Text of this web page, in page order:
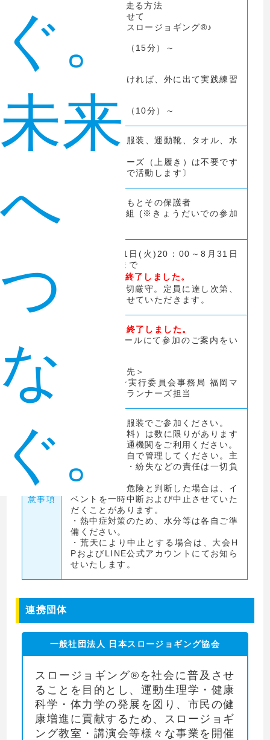
ぐ。
未来
へ
つ
な
ぐ。
④歩く速さで走る方法
⑤音楽に合わせて
・レッツ・スロージョギング®♪
～休憩・移動（15分）～
⑥外周を走る
・天気がよければ、外に出て実践練習
～ストレッチ（10分）～
服装・持
運動のできる服装、運動靴、タオル、水
〔体育館シューズ（上履き）は不要です
※館内は裸足で活動します〕
対象・定
員
小学生の子どもとその保護者
①25組 ②25組 (※きょうだいでの参加
募集期間
令和5年8月1日(火)20：00～8月31日
(木)17：00まで
※申込受付は終了しました。
※先着順、締切厳守。定員に達し次第、
募集を締切させていただきます。
法・
問い合わ
せ先
※申込受付は終了しました。
9月上旬にメールにて参加のご案内をい
＜問い合わせ先＞
福岡マラソン実行委員会事務局 福岡マ
ラソンみらいランナーズ担当
その他注
意事項
・動きやすい服装でご参加ください。
・駐車場（有料）は数に限りがあります
ので、公共交通機関をご利用ください。
・貴重品は各自で管理してください。主
催者は、盗難・紛失などの責任は一切負
いません。
・主催者側が危険と判断した場合は、イ
ベントを一時中断および中止させていた
だくことがあります。
・熱中症対策のため、水分等は各自ご準
備ください。
・荒天により中止とする場合は、大会H
PおよびLINE公式アカウントにてお知ら
せいたします。
連携団体
一般社団法人 日本スロージョギング協会
スロージョギング®を社会に普及させ
ることを目的とし、運動生理学・健康
科学・体力学の発展を図り、市民の健
康増進に貢献するため、スロージョギ
ング教室・講演会等様々な事業を開催